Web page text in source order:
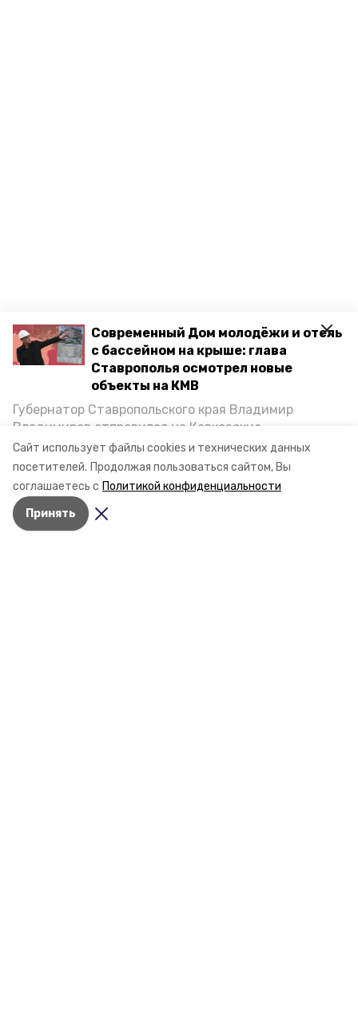
Сайт использует файлы cookies и технических данных
посетителей. Продолжая пользоваться сайтом, Вы
соглашаетесь с Политикой конфиденциальности
Принять
Современный Дом молодёжи и отель
с бассейном на крыше: глава
Ставрополья осмотрел новые
объекты на КМВ
Губернатор Ставропольского края Владимир
Владимиров отправился на Кавказские
Минеральные Воды, чтобы проинспектировать
строительство объектов в Кисловодске и
Минводах, а также выслушать предложения о
постройке новых точек притяжения для местных
жителей. Подробнее — в материале «Победы26».
Новости
О компании